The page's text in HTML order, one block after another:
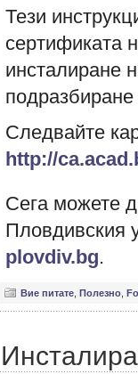
Тези
сертификата
инсталиране
Следвайте
http://
Сега можете
Пловдивския
plovdiv.bg.
Вие питате Полезно